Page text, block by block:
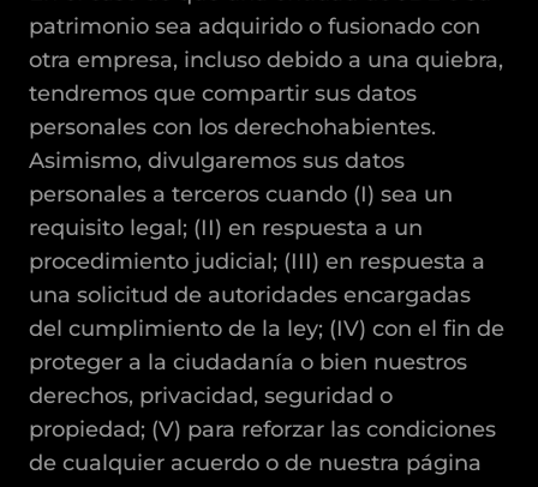
patrimonio sea adquirido o fusionado con
otra empresa, incluso debido a una quiebra,
tendremos que compartir sus datos
personales con los derechohabientes.
Asimismo, divulgaremos sus datos
personales a terceros cuando (I) sea un
requisito legal; (II) en respuesta a un
procedimiento judicial; (III) en respuesta a
una solicitud de autoridades encargadas
del cumplimiento de la ley; (IV) con el fin de
proteger a la ciudadanía o bien nuestros
derechos, privacidad, seguridad o
propiedad; (V) para reforzar las condiciones
de cualquier acuerdo o de nuestra página